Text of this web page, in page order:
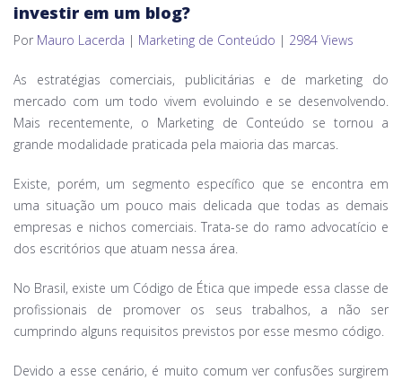
investir em um blog?
Por Mauro Lacerda | Marketing de Conteúdo | 2984 Views
As estratégias comerciais, publicitárias e de marketing do
mercado com um todo vivem evoluindo e se desenvolvendo.
Mais recentemente, o Marketing de Conteúdo se tornou a
grande modalidade praticada pela maioria das marcas.
Existe, porém, um segmento específico que se encontra em
uma situação um pouco mais delicada que todas as demais
empresas e nichos comerciais. Trata-se do ramo advocatício e
dos escritórios que atuam nessa área.
No Brasil, existe um Código de Ética que impede essa classe de
profissionais de promover os seus trabalhos, a não ser
cumprindo alguns requisitos previstos por esse mesmo código.
Devido a esse cenário, é muito comum ver confusões surgirem